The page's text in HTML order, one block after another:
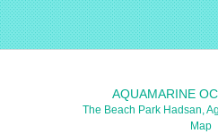
AQUAMARINE
The Beach Park Hadsan,
Map